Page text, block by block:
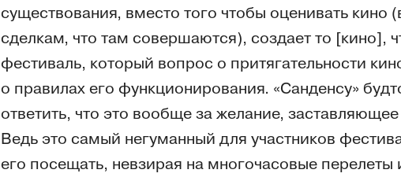
существования, вместо того чтобы оценивать
сделкам, что там совершаются), создает то [кино],
фестиваль, который вопрос о притягательности
о правилах его функционирования. «Санденсу»
ответить, что это вообще за желание,
Ведь это самый негуманный для участников
его посещать, невзирая на многочасовые перелеты